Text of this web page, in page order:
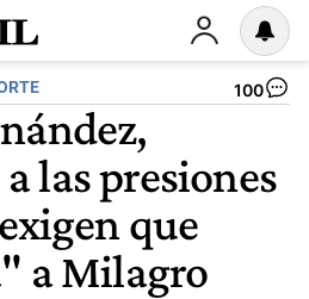
100
las presiones
que
a Milagro